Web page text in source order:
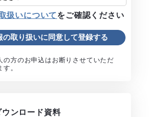
扱いについてをご確認ください
方のお申込はお断りさせていただ
。
ウンロード資料